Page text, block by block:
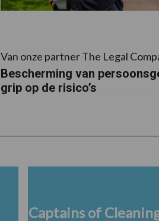
Van onze partner The Legal
Bescherming van
grip op de risico’s
Captains of